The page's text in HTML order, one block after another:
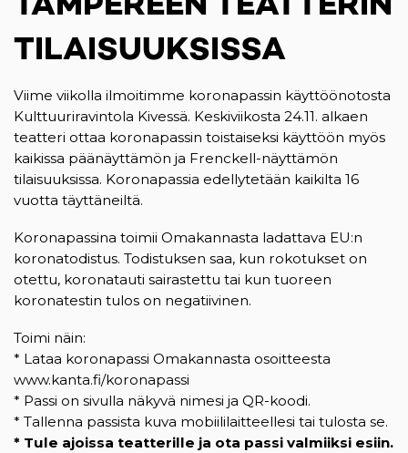
TILAISUUKSISSA
Viime viikolla ilmoitimme koronapassin käyttöönotosta
Kulttuuriravintola Kivessä. Keskiviikosta 24.11. alkaen
teatteri ottaa koronapassin toistaiseksi käyttöön myös
kaikissa päänäyttämön ja Frenckell-näyttämön
tilaisuuksissa. Koronapassia edellytetään kaikilta 16
vuotta täyttäneiltä.
Koronapassina toimii Omakannasta ladattava EU:n
koronatodistus. Todistuksen saa, kun rokotukset on
otettu, koronatauti sairastettu tai kun tuoreen
koronatestin tulos on negatiivinen.
Toimi näin:
* Lataa koronapassi Omakannasta osoitteesta
www.kanta.fi/koronapassi
* Passi on sivulla näkyvä nimesi ja QR-koodi.
* Tallenna passista kuva mobiililaitteellesi tai tulosta se.
* Tule ajoissa teatterille ja ota passi valmiiksi esiin.